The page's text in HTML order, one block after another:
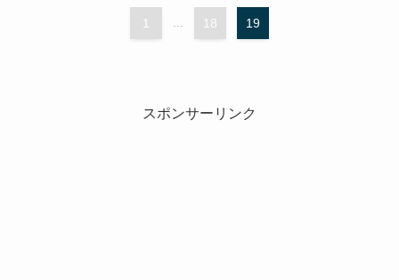
1 ... 18 19
スポンサーリンク